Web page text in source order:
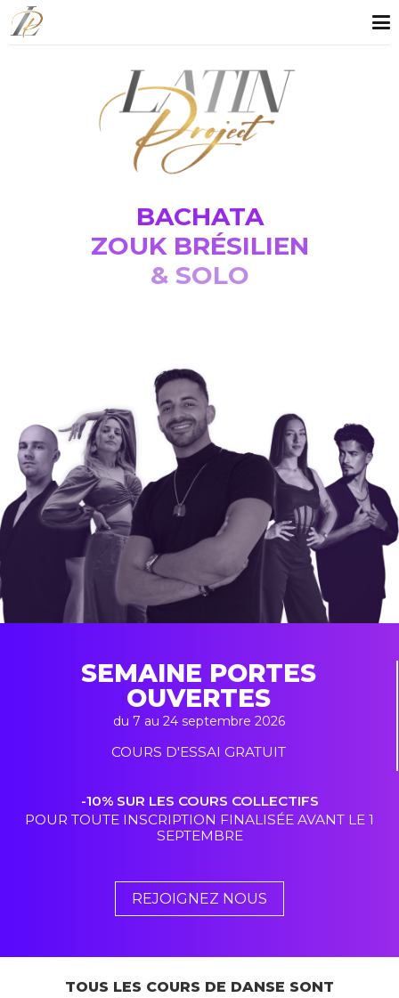
BACHATA
ZOUK BRÉSILIEN
& SOLO
SEMAINE PORTES
OUVERTES
du 7 au 24 septembre 2026
COURS D'ESSAI GRATUIT
-10% SUR LES COURS COLLECTIFS
POUR TOUTE INSCRIPTION FINALISÉE AVANT LE 1
SEPTEMBRE
REJOIGNEZ NOUS
TOUS LES COURS DE DANSE SONT